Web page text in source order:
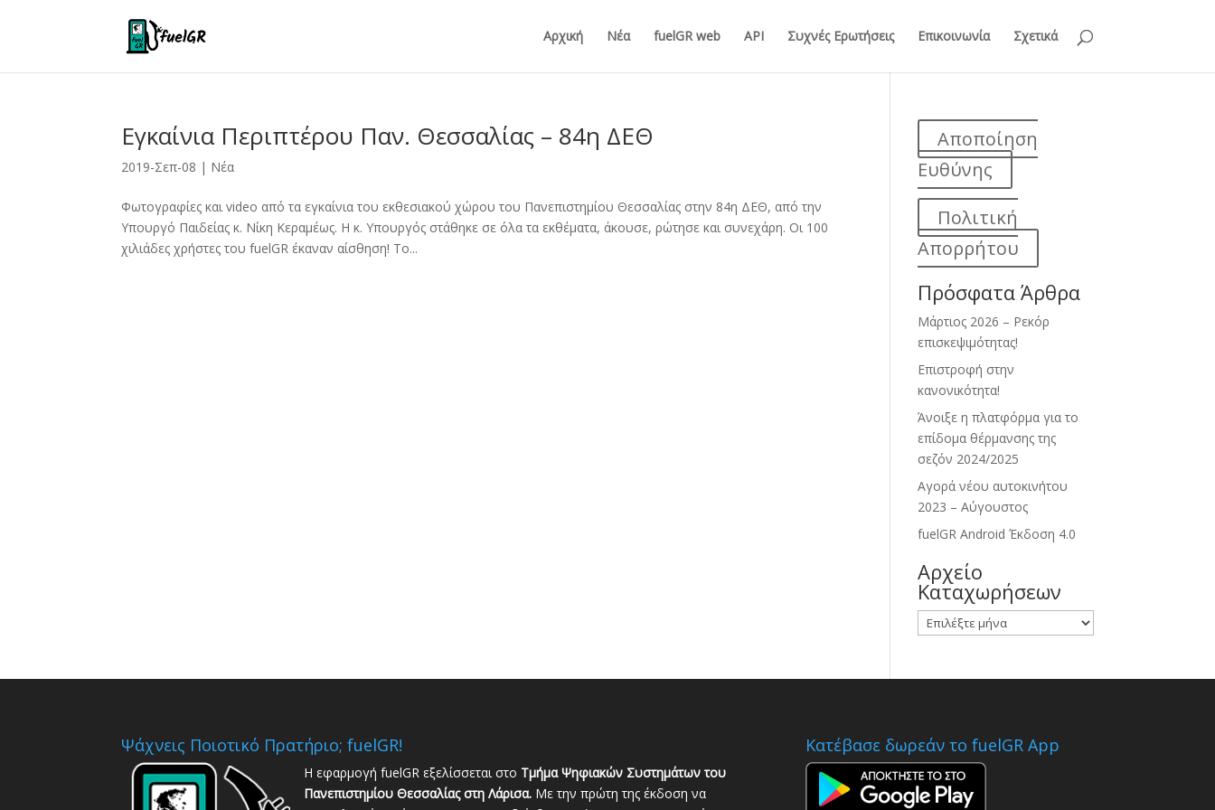
Αρχική Νέα fuelGR web API Συχνές Ερωτήσεις Επικοινωνία Σχετικά
Εγκαίνια Περιπτέρου Παν. Θεσσαλίας – 84η ΔΕΘ
2019-Σεπ-08 | Νέα
Φωτογραφίες και video από τα εγκαίνια του εκθεσιακού χώρου του Πανεπιστημίου Θεσσαλίας στην 84η ΔΕΘ, από την
Υπουργό Παιδείας κ. Νίκη Κεραμέως. Η κ. Υπουργός στάθηκε σε όλα τα εκθέματα, άκουσε, ρώτησε και συνεχάρη. Οι 100
χιλιάδες χρήστες του fuelGR έκαναν αίσθηση! Το...
Αποποίηση
Ευθύνης
Πολιτική
Απορρήτου
Πρόσφατα Άρθρα
Μάρτιος 2026 – Ρεκόρ
επισκεψιμότητας!
Επιστροφή στην
κανονικότητα!
Άνοιξε η πλατφόρμα για το
επίδομα θέρμανσης της
σεζόν 2024/2025
Αγορά νέου αυτοκινήτου
2023 – Αύγουστος
fuelGR Android Έκδοση 4.0
Αρχείο
Καταχωρήσεων
Αρχείο
Καταχωρήσεων
Ψάχνεις Ποιοτικό Πρατήριο; fuelGR!
Η εφαρμογή fuelGR εξελίσσεται στο Τμήμα Ψηφιακών Συστημάτων του
Πανεπιστημίου Θεσσαλίας στη Λάρισα. Με την πρώτη της έκδοση να
Κατέβασε δωρεάν το fuelGR App